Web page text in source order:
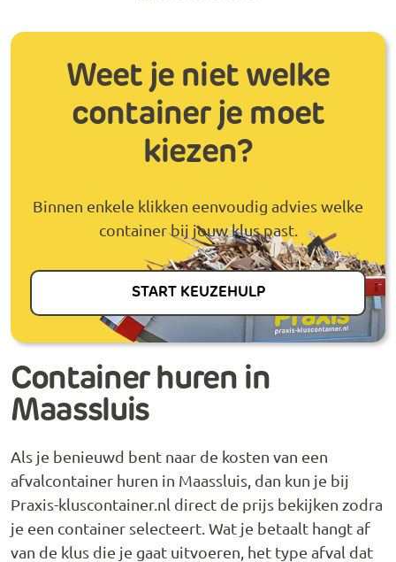
Weet je niet welke
container je moet
kiezen?
Binnen enkele klikken eenvoudig advies welke
container bij jouw klus past.
START KEUZEHULP
Container huren in
Maassluis
Als je benieuwd bent naar de kosten van een
afvalcontainer huren in Maassluis, dan kun je bij
Praxis-kluscontainer.nl direct de prijs bekijken zodra
je een container selecteert. Wat je betaalt hangt af
van de klus die je gaat uitvoeren, het type afval dat